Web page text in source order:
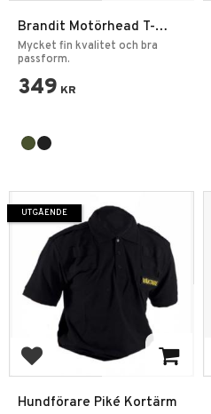
Brandit Motörhead T-
Shirt Warpig Print
Mycket fin kvalitet och bra
passform.
349 KR
Lägg till i favoriter
Hundförare Piké Kortärm
UTGÅENDE